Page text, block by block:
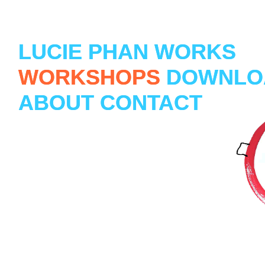
LUCIE PHAN WORKS
WORKSHOPS
ABOUT CONTACT
LUCIE PHAN WORKS
WORKSHOPS
ABOUT CONTACT